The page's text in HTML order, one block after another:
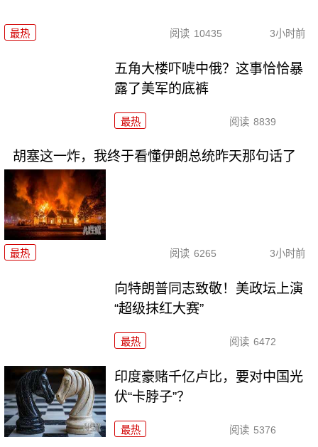
最热 阅读 10435 3小时前
五角大楼吓唬中俄？这事恰恰暴
露了美军的底裤
最热 阅读 8839
胡塞这一炸，我终于看懂伊朗总统昨天那句话了
最热 阅读 6265 3小时前
向特朗普同志致敬！美政坛上演
“超级抹红大赛”
最热 阅读 6472
印度豪赌千亿卢比，要对中国光
伏“卡脖子”？
最热 阅读 5376